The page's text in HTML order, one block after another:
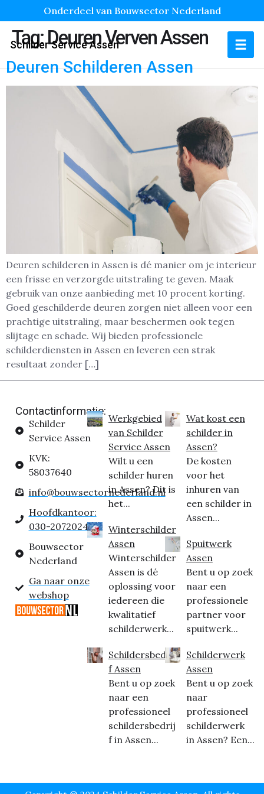
Onderdeel van Bouwsector Nederland
Schilder Service Assen
Tag:Deuren Verven Assen
Deuren Schilderen Assen
Deuren schilderen in Assen is dé manier om je interieur
een frisse en verzorgde uitstraling te geven. Maak
gebruik van onze aanbieding met 10 procent korting.
Goed geschilderde deuren zorgen niet alleen voor een
prachtige uitstraling, maar beschermen ook tegen
slijtage en schade. Wij bieden professionele
schilderdiensten in Assen en leveren een strak
resultaat zonder […]
Contactinformatie:
Schilder
Service Assen
KVK:
58037640
info@bouwsectornederland.nl
Hoofdkantoor:
030-2072024
Bouwsector
Nederland
Ga naar onze
webshop
Werkgebied
van Schilder
Service Assen
Wilt u een
schilder huren
in Assen? Dit is
het...
Winterschilder
Assen
Winterschilder
Assen is dé
oplossing voor
iedereen die
kwalitatief
schilderwerk...
Schildersbedrij
f Assen
Bent u op zoek
naar een
professioneel
schildersbedrij
f in Assen...
Wat kost een
schilder in
Assen?
De kosten
voor het
inhuren van
een schilder in
Assen...
Spuitwerk
Assen
Bent u op zoek
naar een
professionele
partner voor
spuitwerk...
Schilderwerk
Assen
Bent u op zoek
naar
professioneel
schilderwerk
in Assen? Een...